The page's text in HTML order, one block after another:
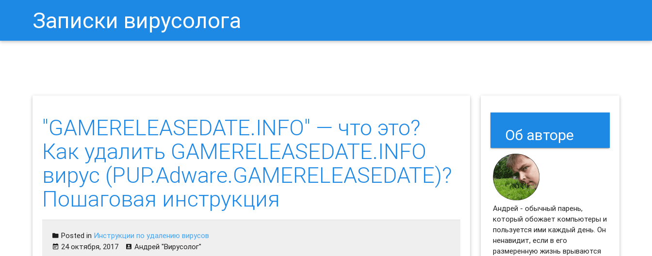
Записки вирусолога
"GAMERELEASEDATE.INFO" — что это?
Как удалить GAMERELEASEDATE.INFO
вирус (PUP.Adware.GAMERELEASEDATE)?
Пошаговая инструкция
Posted in Инструкции по удалению вирусов
24 октября, 2017
Андрей "Вирусолог"
Об авторе
Андрей - обычный парень,
который обожает компьютеры и
пользуется ими каждый день. Он
ненавидит, если в его
размеренную жизнь врываются